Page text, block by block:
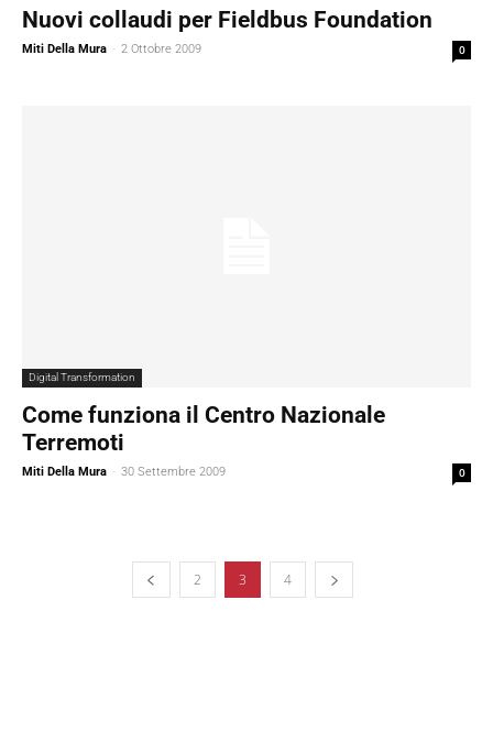
Nuovi collaudi per Fieldbus Foundation
Miti Della Mura - 2 Ottobre 2009 0
Digital Transformation
Come funziona il Centro Nazionale
Terremoti
Miti Della Mura - 30 Settembre 2009 0
2 3 4